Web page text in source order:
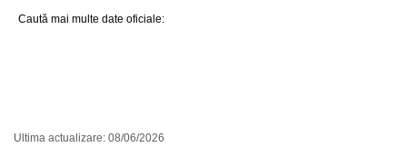
Caută mai multe date oficiale:
Ultima actualizare: 08/06/2026